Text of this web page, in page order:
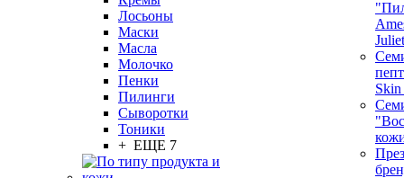
Лосьоны
Маски
Масла
Молочко
Пенки
Пилинги
Сыворотки
Тоники
+ ЕЩЕ 7